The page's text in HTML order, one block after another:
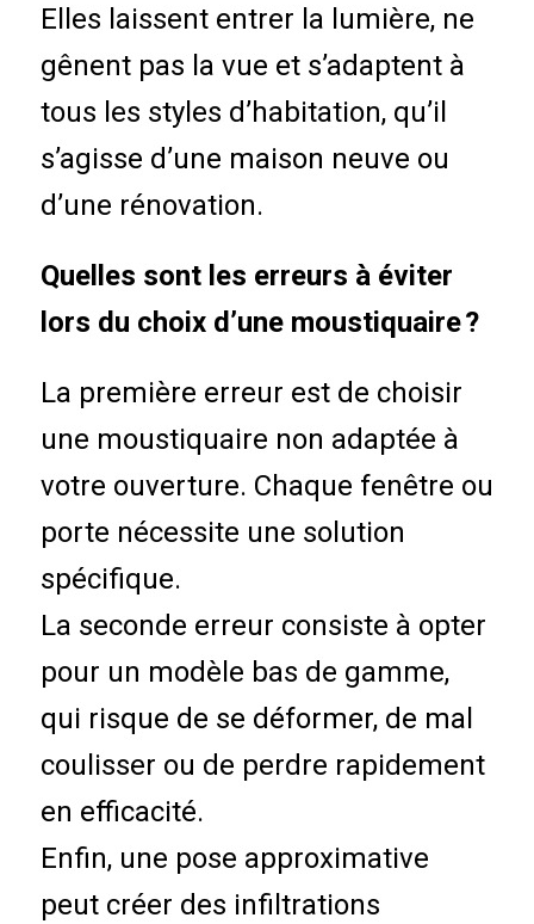
Elles laissent entrer la lumière, ne
gênent pas la vue et s’adaptent à
tous les styles d’habitation, qu’il
s’agisse d’une maison neuve ou
d’une rénovation.
Quelles sont les erreurs à éviter
lors du choix d’une moustiquaire ?
La première erreur est de choisir
une moustiquaire non adaptée à
votre ouverture. Chaque fenêtre ou
porte nécessite une solution
spécifique.
La seconde erreur consiste à opter
pour un modèle bas de gamme,
qui risque de se déformer, de mal
coulisser ou de perdre rapidement
en efficacité.
Enfin, une pose approximative
peut créer des infiltrations